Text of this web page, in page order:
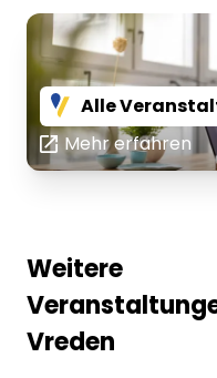
Alle
Mehr erfahren
Weitere
Vreden